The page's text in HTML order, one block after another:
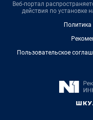
Веб-портал
действия по установке
Пользовательское